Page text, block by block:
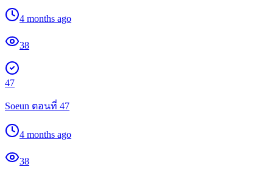
4 months ago
38
47
Soeun ตอนที่ 47
4 months ago
38